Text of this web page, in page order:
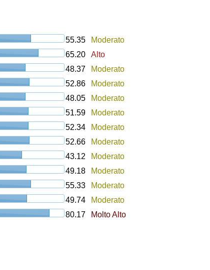
55.35
Moderato
65.20
Alto
48.37
Moderato
52.86
Moderato
48.05
Moderato
51.59
Moderato
52.34
Moderato
52.66
Moderato
43.12
Moderato
49.18
Moderato
55.33
Moderato
49.74
Moderato
80.17 Molto Alto